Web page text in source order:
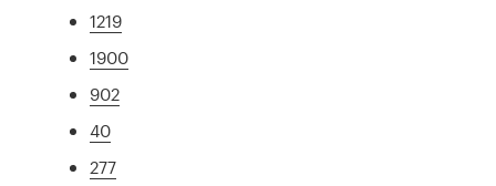
1219
1900
902
40
277